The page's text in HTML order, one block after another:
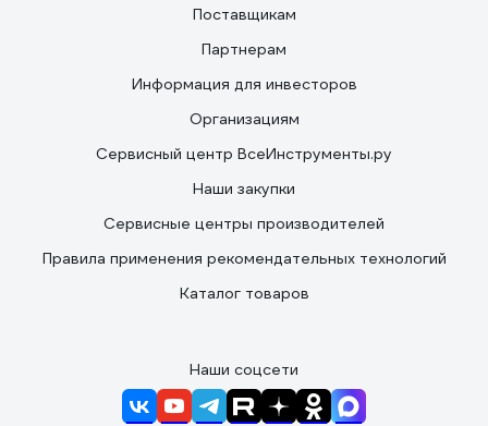
Поставщикам
Партнерам
Информация для инвесторов
Организациям
Сервисный центр ВсеИнструменты.ру
Наши закупки
Сервисные центры производителей
Правила применения рекомендательных технологий
Каталог товаров
Наши соцсети